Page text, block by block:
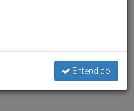
Entendido